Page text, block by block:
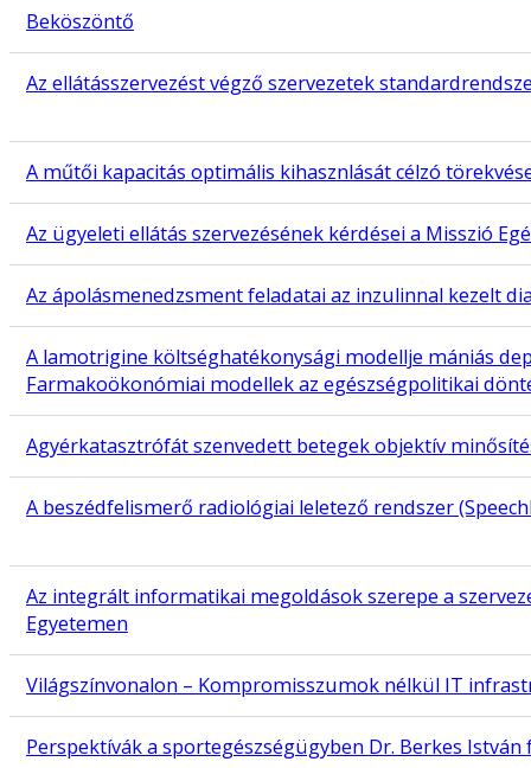
Beköszöntő
Az ellátásszervezést végző szervezetek
A műtői kapacitás optimális kihasznlását célzó
Az ügyeleti ellátás szervezésének kérdései a Misszió
Az ápolásmenedzsment feladatai az inzulinnal kezelt
A lamotrigine költséghatékonysági modellje mániás
Farmakoökonómiai modellek az egészségpolitikai
Agyérkatasztrófát szenvedett betegek objektív
A beszédfelismerő radiológiai leletező rendszer
Az integrált informatikai megoldások szerepe a
Egyetemen
Világszínvonalon – Kompromisszumok nélkül IT
Perspektívák a sportegészségügyben Dr. Berkes